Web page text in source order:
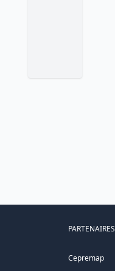
PARTENAIRES
Cepremap